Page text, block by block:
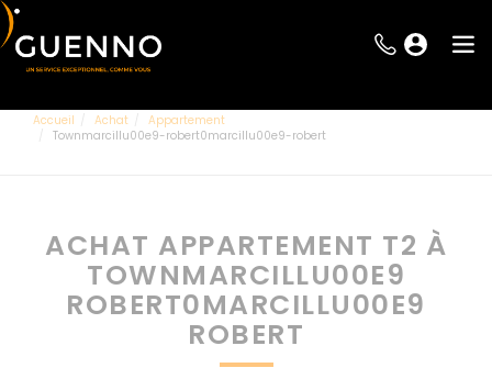
Accueil Achat
Appartement
Townmarcillu00e9-robert0marcillu00e9-robert
ACHAT APPARTEMENT T2 À
TOWNMARCILLU00E9
ROBERT0MARCILLU00E9
ROBERT